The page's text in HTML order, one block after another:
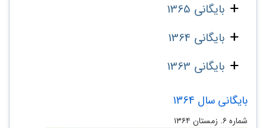
بایگانی 1365
بایگانی 1364
بایگانی 1363
بایگانی سال 1364
شماره ۶. زمستان ۱۳۶۴